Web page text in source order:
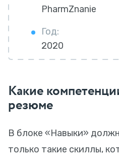
PharmZnanie
Год:
2020
Какие
резюме
В блоке «Навыки»
только такие скиллы,